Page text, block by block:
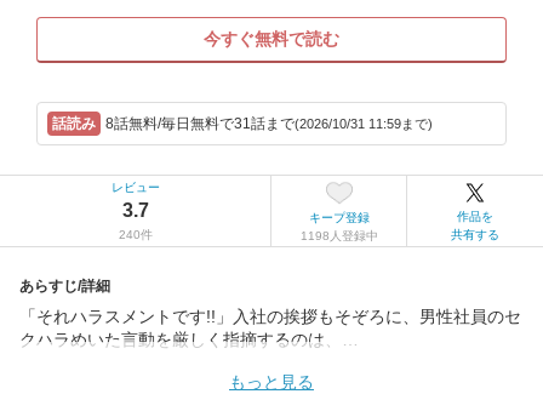
今すぐ無料で読む
8話無料/毎日無料で31話まで(2026/10/31 11:59まで)
レビュー
3.7
240件
キープ登録
1198人登録中
作品を
共有する
あらすじ/詳細
「それハラスメントです!!」入社の挨拶もそぞろに、男性社員のセ
クハラめいた言動を厳しく指摘するのは、…
もっと見る